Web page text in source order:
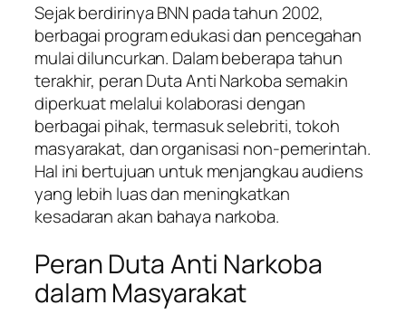
Sejak berdirinya BNN pada tahun 2002,
berbagai program edukasi dan pencegahan
mulai diluncurkan. Dalam beberapa tahun
terakhir, peran Duta Anti Narkoba semakin
diperkuat melalui kolaborasi dengan
berbagai pihak, termasuk selebriti, tokoh
masyarakat, dan organisasi non-pemerintah.
Hal ini bertujuan untuk menjangkau audiens
yang lebih luas dan meningkatkan
kesadaran akan bahaya narkoba.
Peran Duta Anti Narkoba
dalam Masyarakat